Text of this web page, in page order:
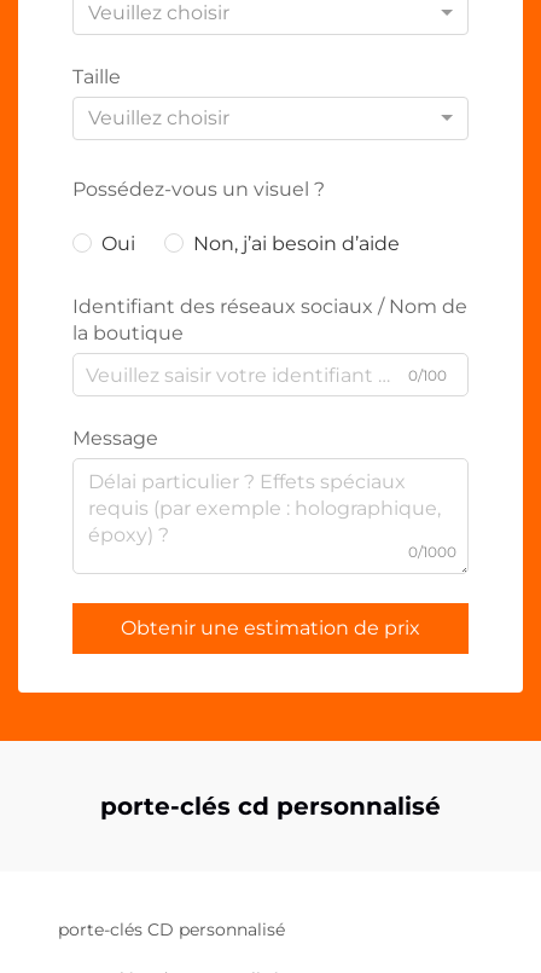
Veuillez choisir
Taille
Veuillez choisir
Possédez-vous un visuel ?
Oui Non, j’ai besoin d’aide
Identifiant des réseaux sociaux / Nom de
la boutique
0/100
Message
0/1000
Obtenir une estimation de prix
porte-clés cd personnalisé
porte-clés CD personnalisé